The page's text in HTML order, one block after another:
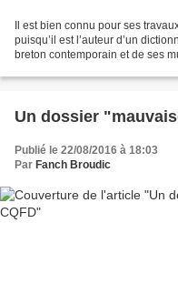
Il est bien connu pour ses
puisqu’il est l’auteur d’un
breton contemporain et de ses
Un dossier
Publié le 22/08/2016 à 18:03
Par Fanch Broudic